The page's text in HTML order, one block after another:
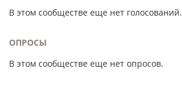
В этом сообществе еще нет голосований.
ОПРОСЫ
В этом сообществе еще нет опросов.